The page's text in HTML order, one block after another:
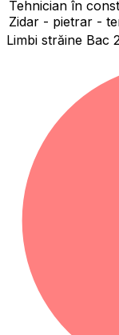
Tehnician în
Zidar - pietrar -
Limbi străine Bac